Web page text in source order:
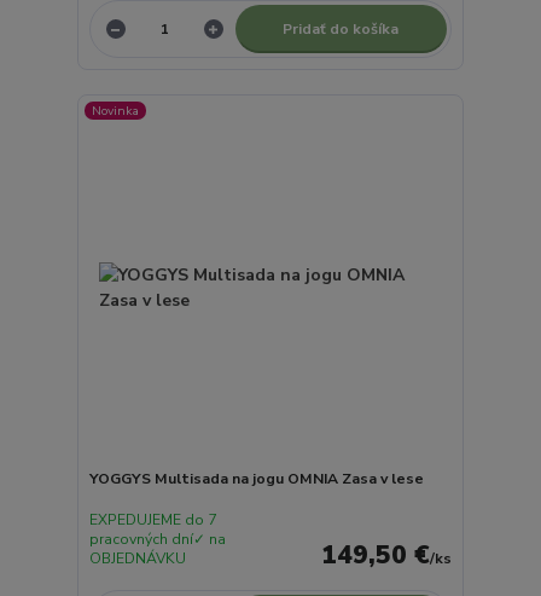
Pridať do košíka
Novinka
YOGGYS Multisada na jogu OMNIA Zasa v lese
149,50 €/ks
EXPEDUJEME do 7
pracovných dní✓ na
OBJEDNÁVKU